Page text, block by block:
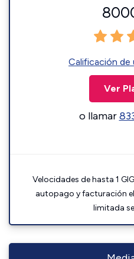
Calificación de
Ver
o llamar
Velocidades de hasta 1
autopago y facturación
limitada